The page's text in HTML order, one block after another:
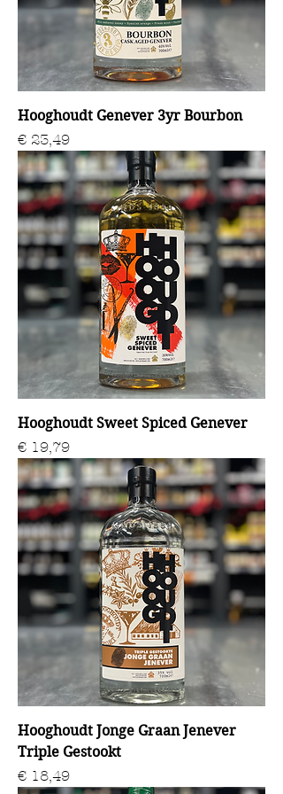
Hooghoudt Genever 3yr Bourbon
Prijs
€ 23,49
Hooghoudt Sweet Spiced Genever
Prijs
€ 19,79
Hooghoudt Jonge Graan Jenever
Triple Gestookt
Prijs
€ 18,49